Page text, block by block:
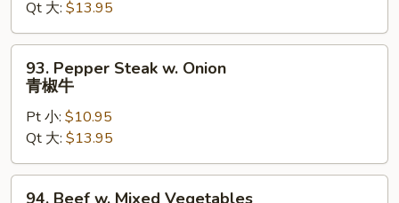
兰
牛
Qt 大: $13.95
93.
Pepper
Steak
Onion
青
椒
93. Pepper Steak w. Onion
青椒牛
Pt 小: $10.95
Qt 大: $13.95
94.
94. Beef w. Mixed Vegetables